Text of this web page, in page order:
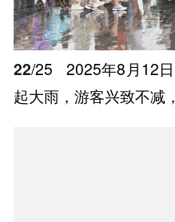
22/25
2025年8月12
起大雨，游客兴致不减